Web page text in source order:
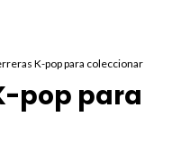
K-pop para coleccionar
pop para